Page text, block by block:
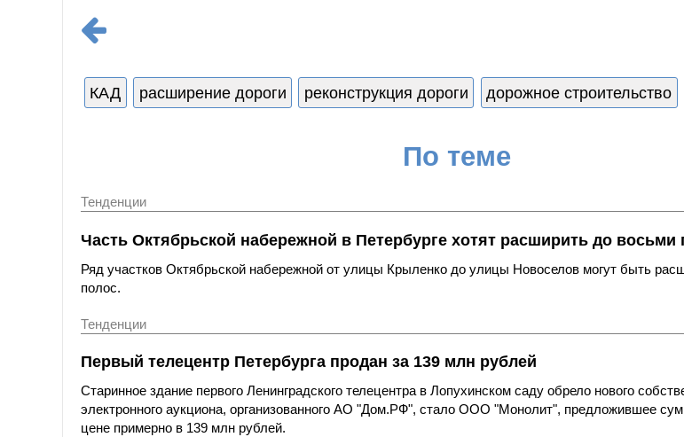
КАД расширение дороги реконструкция дороги дорожное строительство
По теме
Тенденции
Часть Октябрьской набережной в Петербурге хотят расширить до восьми
Ряд участков Октябрьской набережной от улицы Крыленко до улицы Новоселов могут быть
полос.
Тенденции
Первый телецентр Петербурга продан за 139 млн рублей
Старинное здание первого Ленинградского телецентра в Лопухинском саду обрело нового
электронного аукциона, организованного АО "Дом.РФ", стало ООО "Монолит", предложившее
цене примерно в 139 млн рублей.